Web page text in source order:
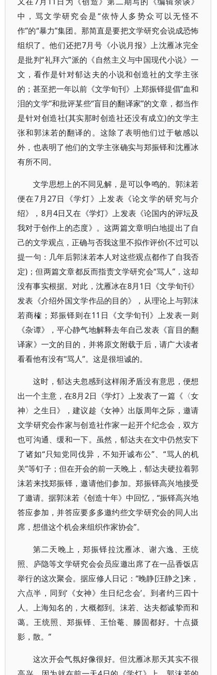
中，骂文学研究会是“依恃人多势众可以无怪不
作”的“暴力”集团。那简直是要把文学研究会说成恐怖
组织了。他们还把7月号《小说月报》上沈雁冰完全
是批判“礼拜六”派的《自然主义与中国现代小说》一
文，看作是针对郁达夫的小说和创造社的文学主张
的；甚至把一年以前《文学旬刊》上郑振铎提倡“血和
泪的文学”和批评某些“盲目的翻译家”的文章，都当作
是针对创造社(其实那时创造社还没有成立)的文学主
张和郭沫若的翻译的。这除了表明他们过于敏感以
外，也表明了他们的文学主张确实与郑振铎和沈雁冰
有所不同。
文学思想上的不同见解，是可以争鸣的。郭沫若
便在7月27日《学灯》上发表《论文学的研究与介
绍》，8月4日又在《学灯》上发表《论国内的评坛及
我对于创作上的态度》。这两篇文章明白地提出了自
己的文学观点，正确与否我这里不拟作评价(不过可以
提一句：几年后郭沫若本人对这些观点都作了自我否
定)；但两篇文章都反而指责文学研究会“骂人”，这却
没有事实根据。对此，沈雁冰在8月1日《文学旬刊》
发表《介绍外国文学作品的目的》，从理论上与郭沫
若商榷；郑振铎则在11日《文学旬刊》上发表一则
《杂谭》，平心静气地解释去年自己发表《盲目的翻
译家》一文的目的，并将原文附载于后，请广大读者
看看他有没有“骂人”。这是很坦诚的。
这时，郁达夫忽感到这样闹矛盾没有意思，便想
出一个主意，在8月2日《学灯》上发表了一篇《〈女
神〉之生日》，建议趁《女神》出版周年之际，邀请
文学研究会作家与创造社作家一起开个纪念会，双方
也可沟通、缓和一下。虽然，郁达夫在文中仍然安下
了诸如“只知党同伐异，不知开诚布公”、“骂人的机
关”等钉子；但在开会的前一天晚上，郁达夫硬拉着郭
沫若来找郑振铎，邀请他们参加。郑振铎高兴地接受
了邀请。据郭沫若《创造十年》中回忆，“振铎高兴地
答应参加，并答应要多多邀约些文学研究会的同人出
席，想借这个机会来组织作家协会”。
第二天晚上，郑振铎拉沈雁冰、谢六逸、王统
照、庐隐等文学研究会会员应邀出席了在一品香饭店
举行的这次聚会。据应修人日记：“晚静[汪静之]来，
六点半，同到‘《女神》生日纪念会’。到者约三四十
人。上海知名的，大概都到。沫若、达夫都诚挚而和
蔼。王统照、郑振铎、王怡菴、滕固都好。十点摄
影，散。”
这次开会气氛好像很好。但沈雁冰那天其实不很